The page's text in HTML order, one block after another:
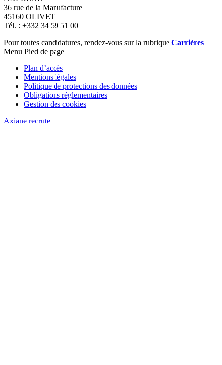
36 rue de la Manufacture
45160 OLIVET
Tél. : +332 34 59 51 00
Pour toutes candidatures, rendez-vous sur la rubrique Carrières
Menu Pied de page
Plan d’accès
Mentions légales
Politique de protections des données
Obligations réglementaires
Gestion des cookies
Axiane recrute